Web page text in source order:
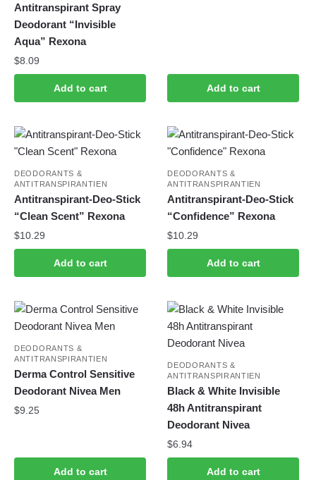
Antitranspirant Spray
Deodorant “Invisible
Aqua” Rexona
$8.09
Add to cart Add to cart
DEODORANTS &
ANTITRANSPIRANTIEN
Antitranspirant-Deo-Stick
“Clean Scent” Rexona
$10.29
Add to cart
DEODORANTS &
ANTITRANSPIRANTIEN
Antitranspirant-Deo-Stick
“Confidence” Rexona
$10.29
Add to cart
DEODORANTS &
ANTITRANSPIRANTIEN
Derma Control Sensitive
Deodorant Nivea Men
$9.25
Add to cart
DEODORANTS &
ANTITRANSPIRANTIEN
Black & White Invisible
48h Antitranspirant
Deodorant Nivea
$6.94
Add to cart